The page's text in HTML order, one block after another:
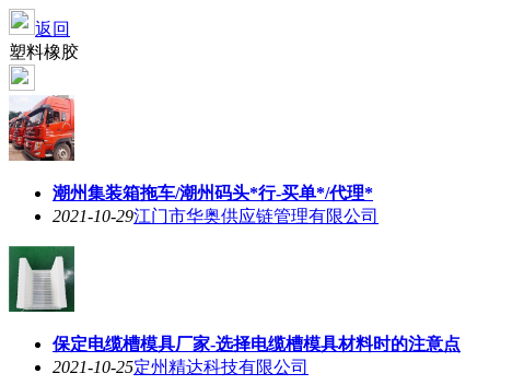
返回
塑料橡胶
潮州集装箱拖车/潮州码头*行-买单*/代理*
2021-10-29江门市华奥供应链管理有限公司
保定电缆槽模具厂家-选择电缆槽模具材料时的注意点
2021-10-25定州精达科技有限公司